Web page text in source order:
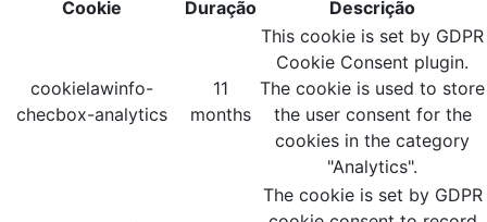
Cookie
Duração Descrição
cookielawinfo-
checbox-analytics
11
months
This cookie is set by GDPR
Cookie Consent plugin.
The cookie is used to store
the user consent for the
cookies in the category
"Analytics".
The cookie is set by GDPR